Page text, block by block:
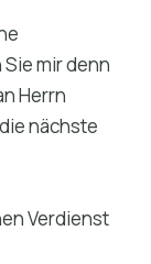
mir denn
Herrn
nächste
Verdienst